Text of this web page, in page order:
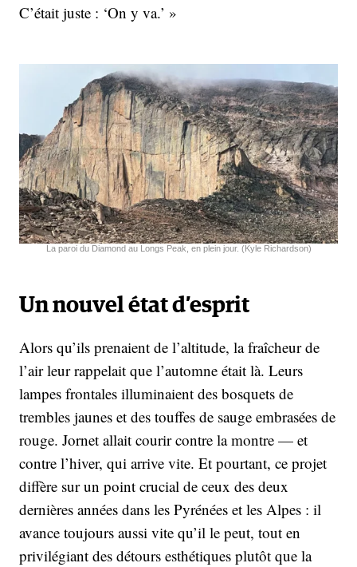
C’était juste : ‘On y va.’ »
La paroi du Diamond au Longs Peak, en plein jour. (Kyle Richardson)
Un nouvel état d’esprit
Alors qu’ils prenaient de l’altitude, la fraîcheur de
l’air leur rappelait que l’automne était là. Leurs
lampes frontales illuminaient des bosquets de
trembles jaunes et des touffes de sauge embrasées de
rouge. Jornet allait courir contre la montre — et
contre l’hiver, qui arrive vite. Et pourtant, ce projet
diffère sur un point crucial de ceux des deux
dernières années dans les Pyrénées et les Alpes : il
avance toujours aussi vite qu’il le peut, tout en
privilégiant des détours esthétiques plutôt que la